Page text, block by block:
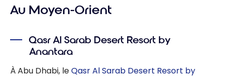
Au Moyen-Orient
Qasr Al Sarab Desert Resort by
Anantara
À Abu Dhabi, leQasr Al Sarab Desert Resort by